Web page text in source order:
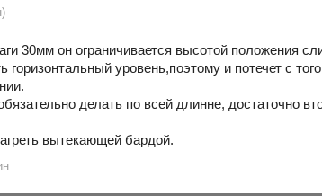
30мм он ограничивается высотой положения
горизонтальный уровень,поэтому и потечет с
делать по всей длинне, достаточно
вытекающей бардой.